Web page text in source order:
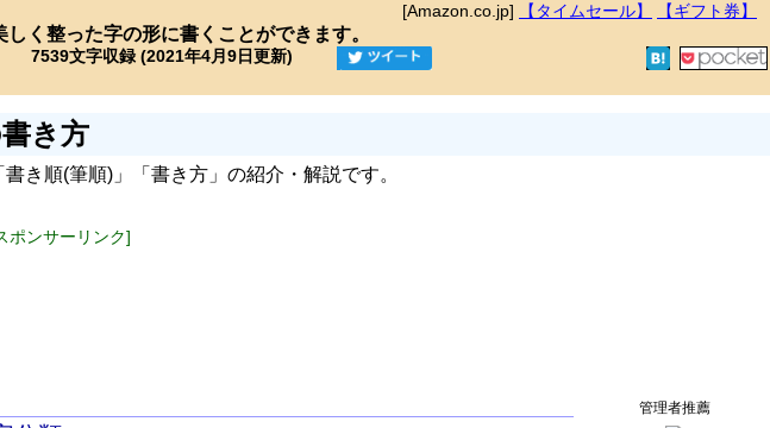
[Amazon.co.jp] 【タイムセール】 【ギフト券】
く整った字の形に書くことができます。
7539文字収録 (2021年4月9日更新)
書き方
き順(筆順)」「書き方」の紹介・解説です。
ポンサーリンク]
管理者推薦